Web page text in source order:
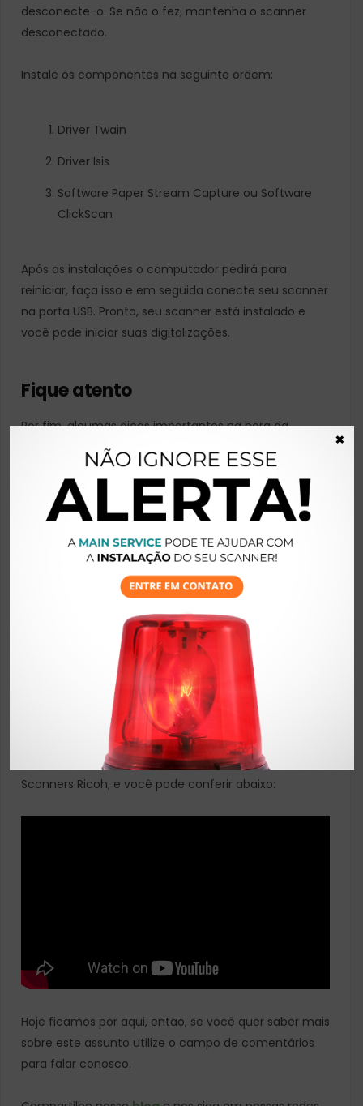
desconecte-o. Se não o fez, mantenha o scanner
desconectado.
Instale os componentes na seguinte ordem:
Driver Twain
Driver Isis
Software Paper Stream Capture ou Software
ClickScan
Após as instalações o computador pedirá para
reiniciar, faça isso e em seguida conecte seu scanner
na porta USB. Pronto, seu scanner está instalado e
você pode iniciar suas digitalizações.
Fique atento
Por fim, algumas dicas importantes na hora da
instalação. Em primeiro lugar, ative o perfil de
administrador para executar a instalação, pois, tanto
os drivers quanto os softwares pedirão a validação do
administrador para seguir com suas instalações.
Outro ponto importante se refere a instalação do
Software Paper Stream Capture. Afinal, o software
solicita o número de série do equipamento para
iniciar a instalação, este número geralmente está
localizado na parte de traz do equipamento, junto ao
código de barras. Insira-o de forma correta, caso
contrário, o software não seguirá o processo de
Em conclusão, nossa parceiraNetscan Digital
um vídeo com o processo de instalação dos
Scanners Ricoh, e você pode conferir abaixo:
Hoje ficamos por aqui, então, se você quer saber mais
sobre este assunto utilize o campo de comentários
para falar conosco.
×